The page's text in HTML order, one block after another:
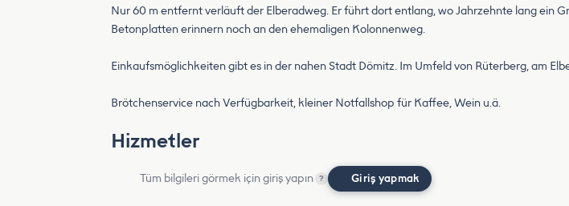
Nur 60 m entfernt verläuft der Elberadweg. Er führt dort entlang, wo Jahrzehnte lang ein
Betonplatten erinnern noch an den ehemaligen Kolonnenweg.
Einkaufsmöglichkeiten gibt es in der nahen Stadt Dömitz. Im Umfeld von Rüterberg, am
Brötchenservice nach Verfügbarkeit, kleiner Notfallshop für Kaffee, Wein u.ä.
Hizmetler
Tüm bilgileri görmek için giriş yapın ? Giriş yapmak